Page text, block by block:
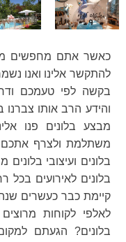
כאשר אתם מחפשים
להתקשר אלינו ואנו
בקשה לפי טעמכם
והידע הרב אותו
מבצע בלונים פנו
משתלמת ולצרף אתכם
בלונים ועיצובי
בלונים לאירועים בכל
קיימת כבר כעשרים שנה
לאלפי לקוחות
בלונים? הגעתם